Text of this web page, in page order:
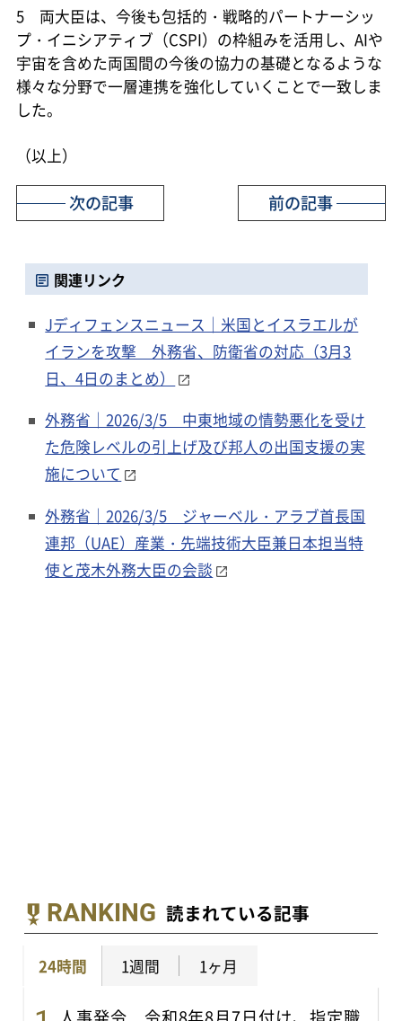
5 両大臣は、今後も包括的・戦略的パートナーシッ
プ・イニシアティブ（CSPI）の枠組みを活用し、AIや
宇宙を含めた両国間の今後の協力の基礎となるような
様々な分野で一層連携を強化していくことで一致しま
した。
（以上）
前の記事
次の記事
関連リンク
Jディフェンスニュース｜米国とイスラエルが
イランを攻撃 外務省、防衛省の対応（3月3
日、4日のまとめ）
外務省｜2026/3/5 中東地域の情勢悪化を受け
た危険レベルの引上げ及び邦人の出国支援の実
施について
外務省｜2026/3/5 ジャーベル・アラブ首長国
連邦（UAE）産業・先端技術大臣兼日本担当特
使と茂木外務大臣の会談
RANKING 読まれている記事
24時間 1週間 1ヶ月